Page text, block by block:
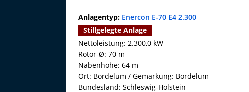
Anlagentyp: Enercon E-70 E4 2.300
Stillgelegte Anlage
Nettoleistung: 2.300,0 kW
Rotor-Ø: 70 m
Nabenhöhe: 64 m
Ort: Bordelum / Gemarkung: Bordelum
Bundesland: Schleswig-Holstein